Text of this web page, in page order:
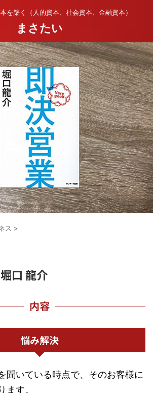
を築く（人的資本、社会資本、金融資本）
まさたい
ス >
口 龍介
内容
悩み解決
聞いている時点で、そのお客様に
ます。